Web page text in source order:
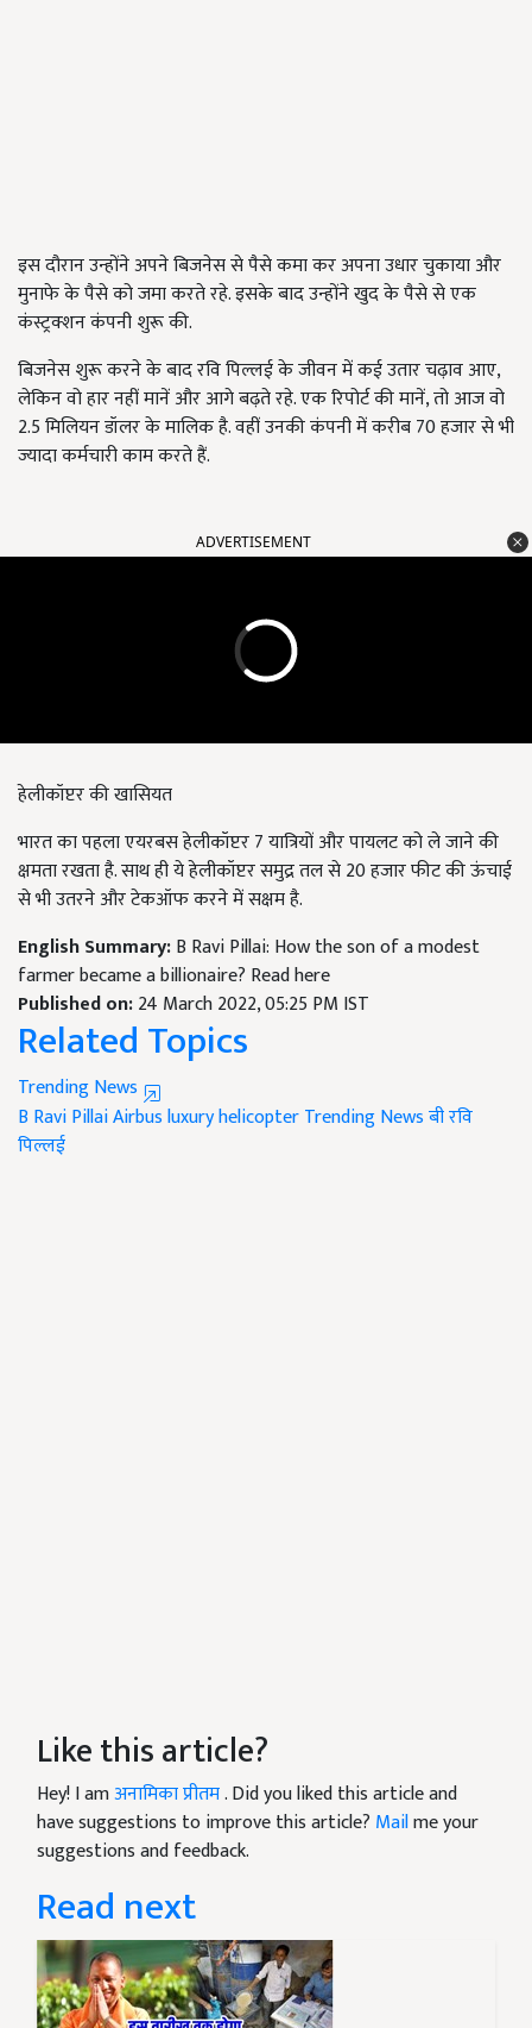
इस दौरान उन्होंने अपने बिजनेस से पैसे कमा कर अपना उधार चुकाया और
मुनाफे के पैसे को जमा करते रहे. इसके बाद उन्होंने खुद के पैसे से एक
कंस्ट्रक्शन कंपनी शुरू की.
बिजनेस शुरू करने के बाद रवि पिल्लई के जीवन में कई उतार चढ़ाव आए,
लेकिन वो हार नहीं मानें और आगे बढ़ते रहे. एक रिपोर्ट की मानें, तो आज वो
2.5 मिलियन डॉलर के मालिक है. वहीं उनकी कंपनी में करीब 70 हजार से भी
ज्यादा कर्मचारी काम करते हैं.
ADVERTISEMENT
हेलीकॉप्टर की खासियत
भारत का पहला एयरबस हेलीकॉप्टर 7 यात्रियों और पायलट को ले जाने की
क्षमता रखता है. साथ ही ये हेलीकॉप्टर समुद्र तल से 20 हजार फीट की ऊंचाई
से भी उतरने और टेकऑफ करने में सक्षम है.
English Summary:B Ravi Pillai: How the son of a modest
farmer became a billionaire? Read here
Published on:24 March 2022, 05:25 PM IST
Related Topics
Trending News
B Ravi PillaiAirbus luxury helicopterTrending Newsबी रवि
पिल्लई
Like this article?
Hey! I amअनामिका प्रीतम. Did you liked this article and
have suggestions to improve this article? Mailme your
suggestions and feedback.
Read next